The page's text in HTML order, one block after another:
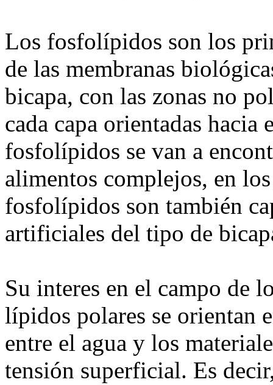
Los fosfolípidos son los
de las membranas
bicapa, con las zonas no
cada capa orientadas
fosfolípidos se van a
alimentos complejos, en
fosfolípidos son también
artificiales del tipo de
Su interes en el campo de
lípidos polares se orientan
entre el agua y los
tensión superficial. Es